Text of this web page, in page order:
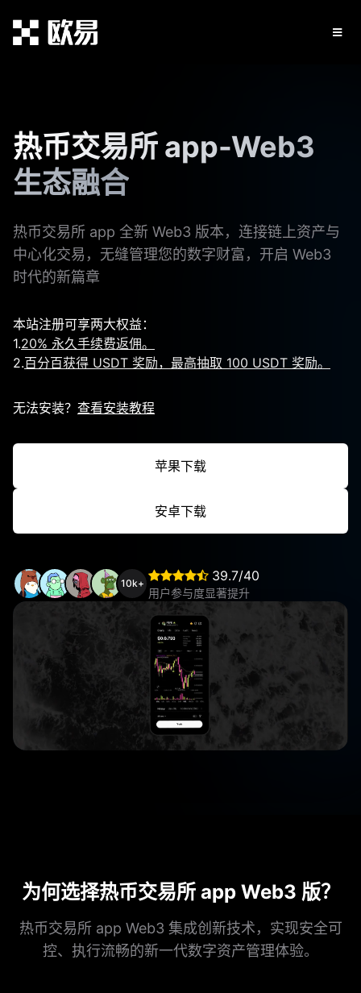
热币交易所 app-Web3
生态融合
热币交易所 app 全新 Web3 版本，连接链上资产与
中心化交易，无缝管理您的数字财富，开启 Web3
时代的新篇章
本站注册可享两大权益：
1.20% 永久手续费返佣。
2.百分百获得 USDT 奖励，最高抽取 100 USDT 奖励。
无法安装？ 查看安装教程
苹果下载
安卓下载
10k+ 39.7/40
用户参与度显著提升
为何选择热币交易所 app Web3 版？
热币交易所 app Web3 集成创新技术，实现安全可
控、执行流畅的新一代数字资产管理体验。